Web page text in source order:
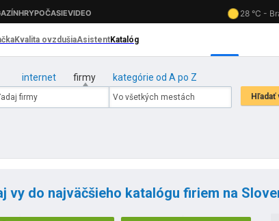
internet firmy kategórie od A po Z
vy do najväčšieho katalógu firiem na